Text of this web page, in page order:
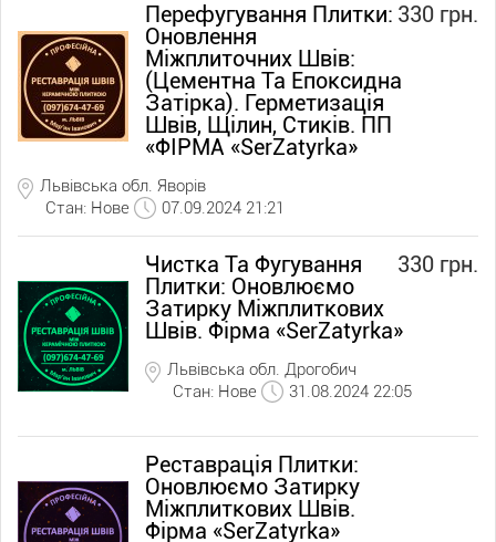
330 грн.
Перефугування Плитки:
Оновлення
Міжплиточних Швів:
(Цементна Та Епоксидна
Затірка). Герметизація
Швів, Щілин, Стиків. ПП
«ФІРМА «SerZatyrka»
Львівська обл. Яворів
Стан: Нове
07.09.2024 21:21
330 грн.
Чистка Та Фугування
Плитки: Оновлюємо
Затирку Міжплиткових
Швів. Фірма «SerZatyrka»
Львівська обл. Дрогобич
Стан: Нове
31.08.2024 22:05
Реставрація Плитки:
Оновлюємо Затирку
Міжплиткових Швів.
Фірма «SerZatyrka»